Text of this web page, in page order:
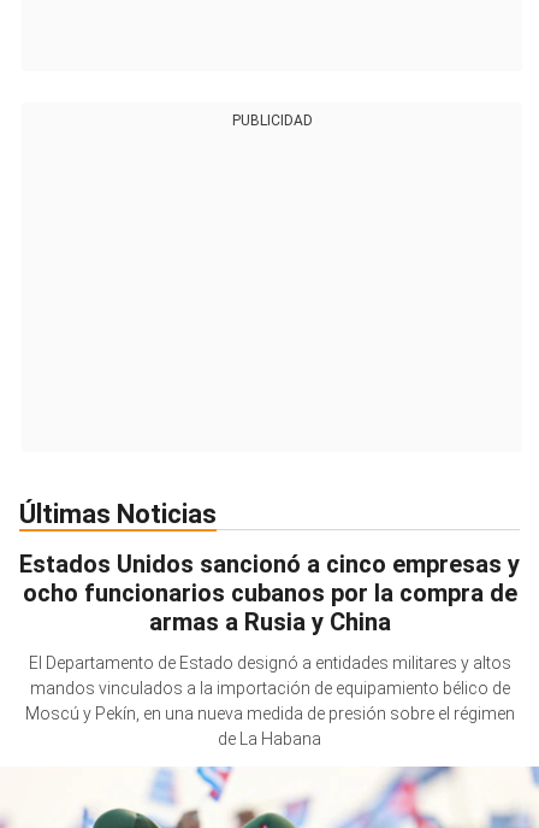
PUBLICIDAD
Últimas Noticias
Estados Unidos sancionó a cinco empresas y
ocho funcionarios cubanos por la compra de
armas a Rusia y China
El Departamento de Estado designó a entidades militares y altos
mandos vinculados a la importación de equipamiento bélico de
Moscú y Pekín, en una nueva medida de presión sobre el régimen
de La Habana